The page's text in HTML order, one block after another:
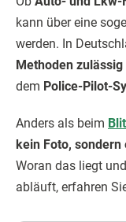
kann über eine
werden. In
Methoden zulässig
dem Police-Pilot-
Anders als beim
kein Foto, sondern
Woran das liegt
abläuft, erfahren